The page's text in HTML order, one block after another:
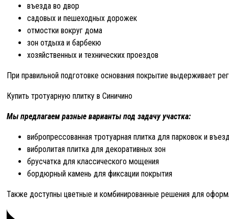
въезда во двор
садовых и пешеходных дорожек
отмостки вокруг дома
зон отдыха и барбекю
хозяйственных и технических проездов
При правильной подготовке основания покрытие выдерживает
Купить тротуарную плитку в Синичино
Мы предлагаем разные варианты под задачу участка:
вибропрессованная тротуарная плитка для парковок и
вибролитая плитка для декоративных зон
брусчатка для классического мощения
бордюрный камень для фиксации покрытия
Также доступны цветные и комбинированные решения для